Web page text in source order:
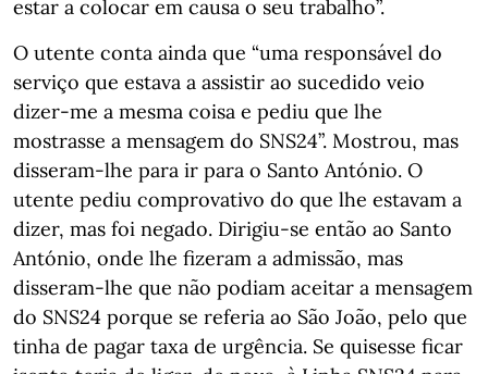
estar a colocar em causa o seu trabalho”.
O utente conta ainda que “uma responsável do
serviço que estava a assistir ao sucedido veio
dizer-me a mesma coisa e pediu que lhe
mostrasse a mensagem do SNS24”. Mostrou, mas
disseram-lhe para ir para o Santo António. O
utente pediu comprovativo do que lhe estavam a
dizer, mas foi negado. Dirigiu-se então ao Santo
António, onde lhe fizeram a admissão, mas
disseram-lhe que não podiam aceitar a mensagem
do SNS24 porque se referia ao São João, pelo que
tinha de pagar taxa de urgência. Se quisesse ficar